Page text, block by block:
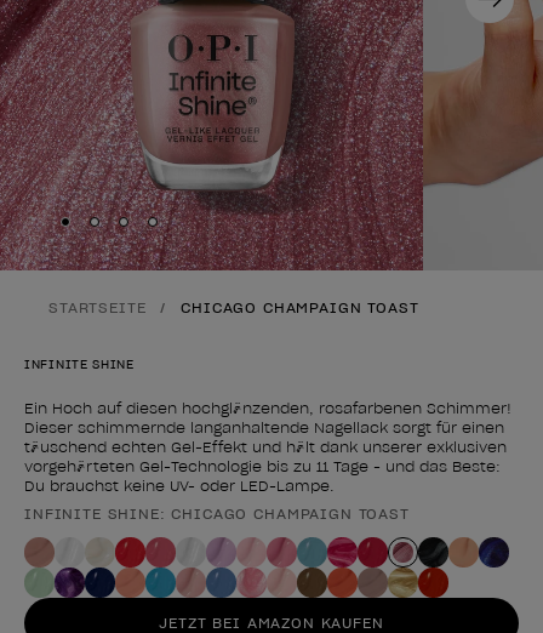
Skip to slide1
Skip to slide2
Skip to slide3
Skip to slide4
STARTSEITE CHICAGO CHAMPAIGN TOAST
INFINITE SHINE
Ein Hoch auf diesen hochglänzenden, rosafarbenen Schimmer!
Dieser schimmernde langanhaltende Nagellack sorgt für einen
täuschend echten Gel-Effekt und hält dank unserer exklusiven
vorgehärteten Gel-Technologie bis zu 11 Tage - und das Beste:
Du brauchst keine UV- oder LED-Lampe.
Form des Produkts
INFINITE SHINE: CHICAGO CHAMPAIGN TOAST
JETZT BEI AMAZON KAUFEN